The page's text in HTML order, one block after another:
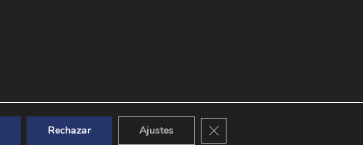
Rechazar Ajustes Cerrar el banner de cookies RGPD